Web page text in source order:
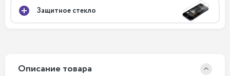
Защитное стекло
Описание товара